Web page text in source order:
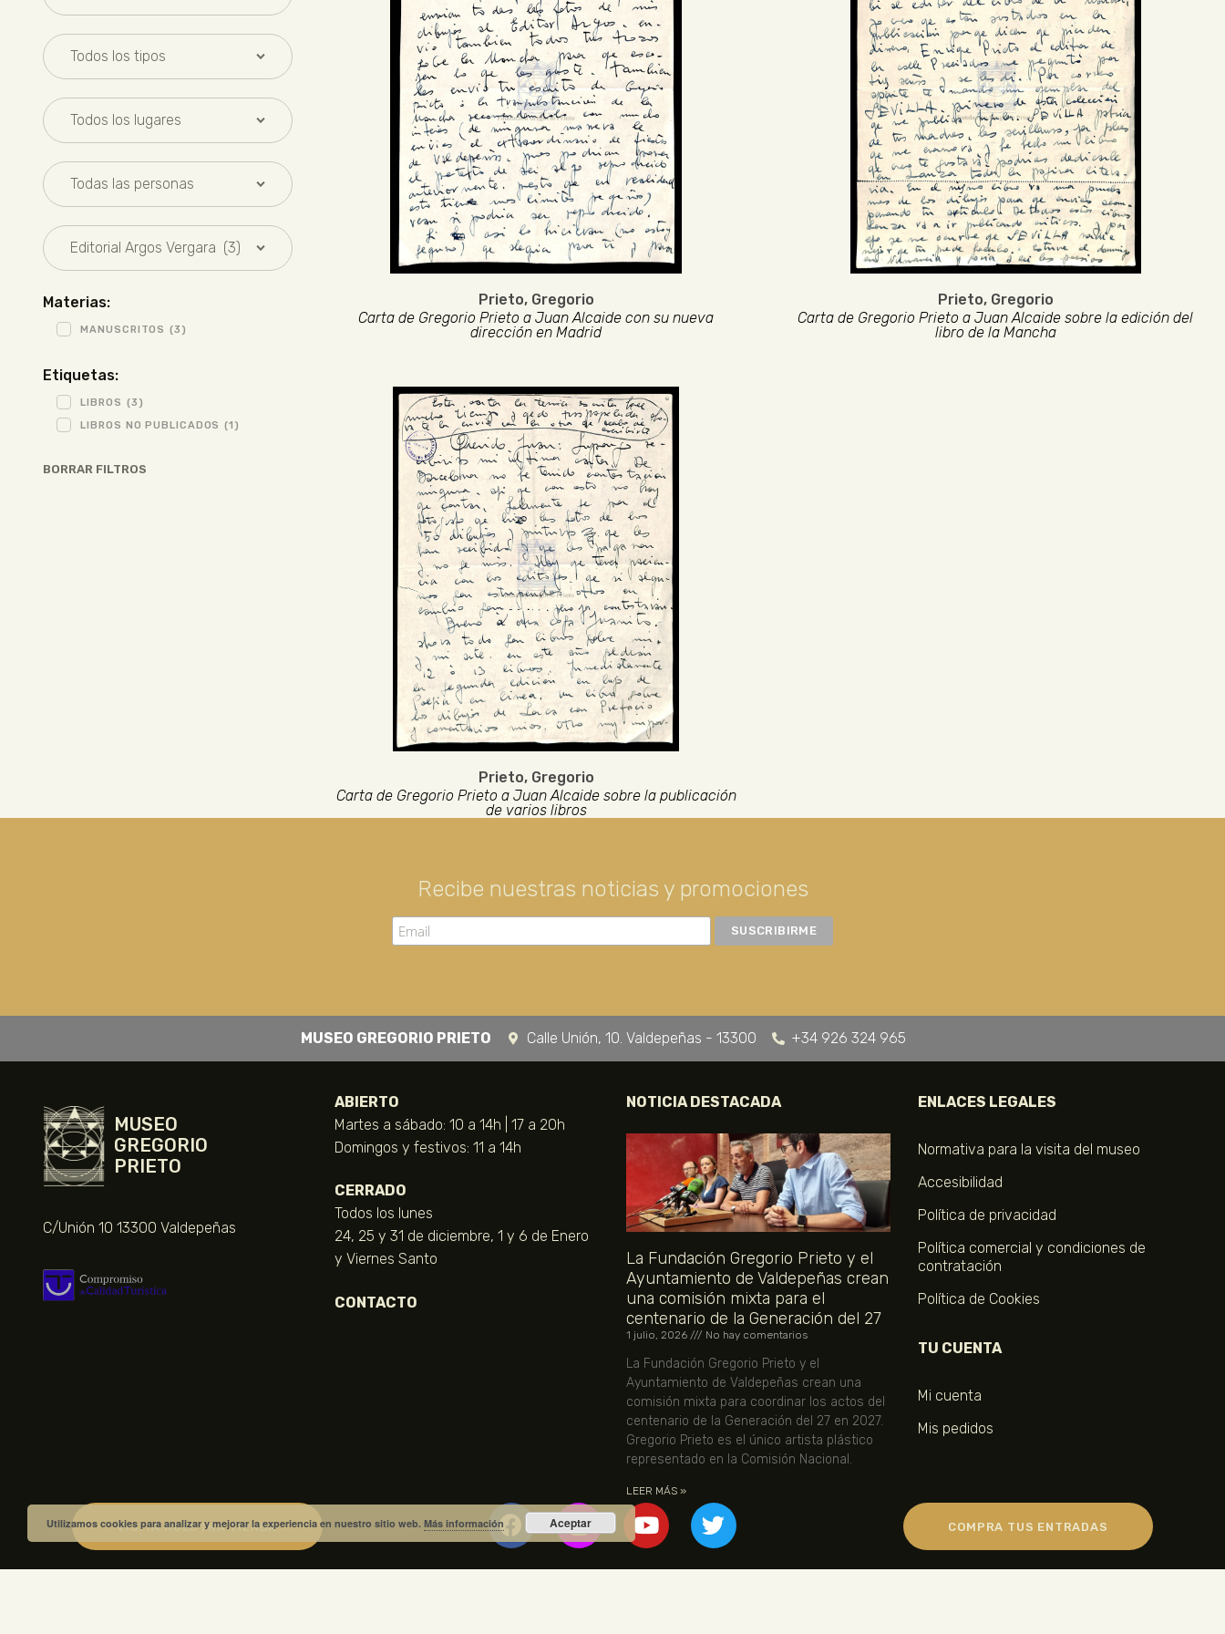
Materias:
MANUSCRITOS (3)
Etiquetas:
LIBROS (3)
LIBROS NO PUBLICADOS (1)
BORRAR FILTROS
Prieto, Gregorio
Carta de Gregorio Prieto a Juan Alcaide con su nueva
dirección en Madrid
Prieto, Gregorio
Carta de Gregorio Prieto a Juan Alcaide sobre la edición del
libro de la Mancha
Prieto, Gregorio
Carta de Gregorio Prieto a Juan Alcaide sobre la publicación
de varios libros
Recibe nuestras noticias y promociones
MUSEO GREGORIO PRIETO Calle Unión, 10. Valdepeñas - 13300 +34 926 324 965
MUSEO
GREGORIO
PRIETO
C/Unión 10 13300 Valdepeñas
ABIERTO
Martes a sábado: 10 a 14h | 17 a 20h
Domingos y festivos: 11 a 14h
CERRADO
Todos los lunes
24, 25 y 31 de diciembre, 1 y 6 de Enero
y Viernes Santo
CONTACTO
NOTICIA DESTACADA
La Fundación Gregorio Prieto y el
Ayuntamiento de Valdepeñas crean
una comisión mixta para el
centenario de la Generación del 27
1 julio, 2026 No hay comentarios
La Fundación Gregorio Prieto y el
Ayuntamiento de Valdepeñas crean una
comisión mixta para coordinar los actos del
centenario de la Generación del 27 en 2027.
Gregorio Prieto es el único artista plástico
representado en la Comisión Nacional.
LEER MÁS »
ENLACES LEGALES
Normativa para la visita del museo
Accesibilidad
Política de privacidad
Política comercial y condiciones de
contratación
Política de Cookies
TU CUENTA
Mi cuenta
Mis pedidos
VISITA NUESTRA TIENDA COMPRA TUS ENTRADAS
Utilizamos cookies para analizar y mejorar la experiencia en nuestro sitio web. Más información Aceptar